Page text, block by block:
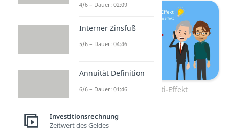
Lohmann-Ruchti-Effekt
4/6 – Dauer: 02:09
Interner Zinsfuß
5/6 – Dauer: 04:46
Annuität Definition
6/6 – Dauer: 01:46
Investitionsrechnung
Zeitwert des Geldes